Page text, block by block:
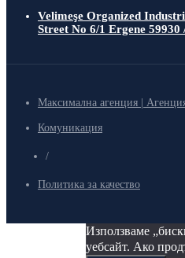
Velimeşe Organized
Street No 6/1 Ergene
Максимална агенция |
Комуникация
/
Политика за качество
Използваме
уебсайт. Ако